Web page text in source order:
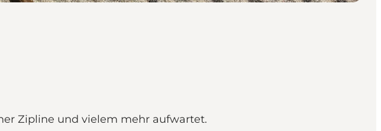
Zipline und vielem mehr aufwartet.